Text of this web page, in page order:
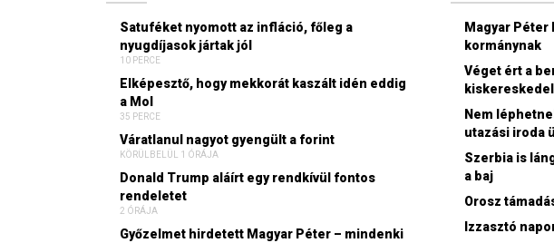
Satuféket nyomott az infláció, főleg a
nyugdíjasok jártak jól
10 PERCE
Elképesztő, hogy mekkorát kaszált idén eddig
a Mol
35 PERCE
Váratlanul nagyot gyengült a forint
KÖRÜLBELÜL 1 ÓRÁJA
Donald Trump aláírt egy rendkívül fontos
rendeletet
2 ÓRÁJA
Győzelmet hirdetett Magyar Péter – mindenki
Magyar Péter
kormánynak
Véget ért a
Nem
utazási iroda
Szerbia is
a baj
Orosz
Izzasztó